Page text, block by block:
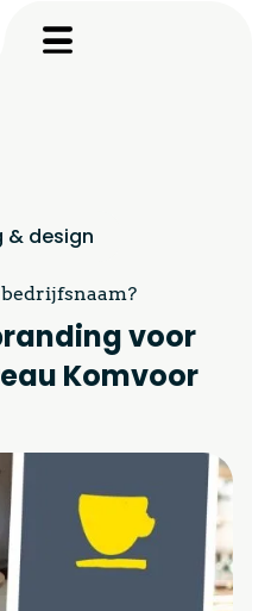
& design
voor
Komvoor